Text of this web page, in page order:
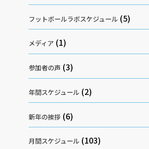
フットボールラボスケジュール (5)
メディア (1)
参加者の声 (3)
年間スケジュール (2)
新年の挨拶 (6)
月間スケジュール (103)